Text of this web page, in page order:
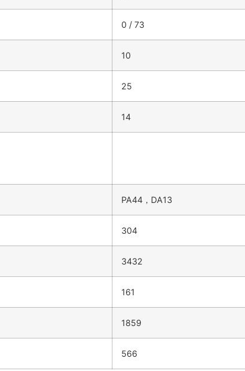
0 / 73
10
25
14
PA44，DA13
304
3432
161
1859
566